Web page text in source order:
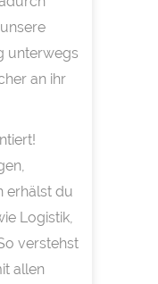
unterwegs
an ihr
erhälst du
Logistik,
verstehst
allen